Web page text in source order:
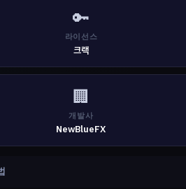
🔑
라이선스
크랙
🏢
개발사
NewBlueFX